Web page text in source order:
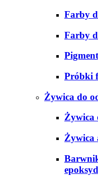
Farby
Farby
Próbki
Żywica do
Żywica
Żywica